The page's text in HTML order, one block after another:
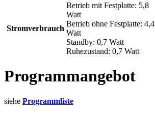
Stromverbrauch
Betrieb mit Festplatte: 5,8
Watt
Betrieb ohne Festplatte: 4,4
Watt
Standby: 0,7 Watt
Ruhezustand: 0,7 Watt
Programmangebot
siehe Programmliste